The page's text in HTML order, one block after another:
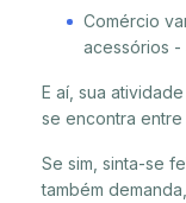
Comércio
acessórios
E aí, sua
se encontra entre
Se sim, sinta-se
também